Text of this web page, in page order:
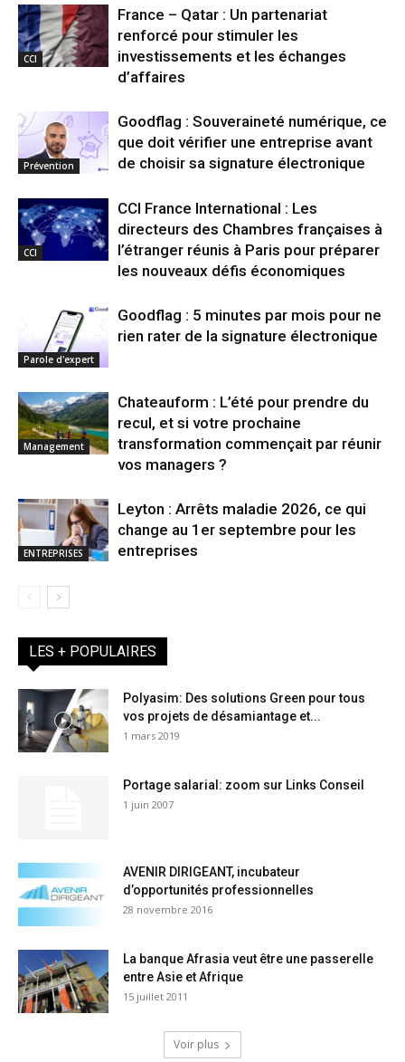
CCI
France – Qatar : Un partenariat
renforcé pour stimuler les
investissements et les échanges
d’affaires
Prévention
Goodflag : Souveraineté numérique, ce
que doit vérifier une entreprise avant
de choisir sa signature électronique
CCI
CCI France International : Les
directeurs des Chambres françaises à
l’étranger réunis à Paris pour préparer
les nouveaux défis économiques
Parole d'expert
Goodflag : 5 minutes par mois pour ne
rien rater de la signature électronique
Management
Chateauform : L’été pour prendre du
recul, et si votre prochaine
transformation commençait par réunir
vos managers ?
ENTREPRISES
Leyton : Arrêts maladie 2026, ce qui
change au 1er septembre pour les
entreprises
LES + POPULAIRES
Polyasim: Des solutions Green pour tous
vos projets de désamiantage et...
1 mars 2019
Portage salarial: zoom sur Links Conseil
1 juin 2007
AVENIR DIRIGEANT, incubateur
d’opportunités professionnelles
28 novembre 2016
La banque Afrasia veut être une passerelle
entre Asie et Afrique
15 juillet 2011
Voir plus